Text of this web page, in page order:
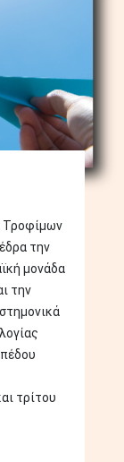
Τροφίμων
την
μονάδα
την
τρίτου